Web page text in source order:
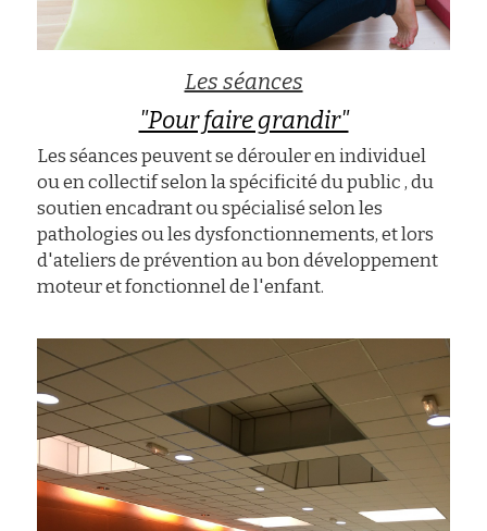
Les séances
"Pour faire grandir"
Les séances peuvent se dérouler en individuel
ou en collectif selon la spécificité du public , du
soutien encadrant ou spécialisé selon les
pathologies ou les dysfonctionnements, et lors
d'ateliers de prévention au bon développement
moteur et fonctionnel de l'enfant.